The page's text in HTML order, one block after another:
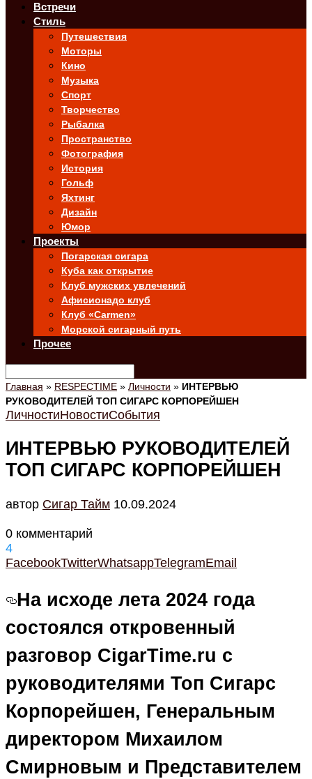
Встречи
Стиль
Путешествия
Моторы
Кино
Музыка
Спорт
Творчество
Рыбалка
Пространство
Фотография
История
Гольф
Яхтинг
Дизайн
Юмор
Проекты
Погарская сигара
Куба как открытие
Клуб мужских увлечений
Афисионадо клуб
Клуб «Carmen»
Морской сигарный путь
Прочее
Главная » RESPECTIME » Личности » ИНТЕРВЬЮ
РУКОВОДИТЕЛЕЙ ТОП СИГАРС КОРПОРЕЙШЕН
ЛичностиНовостиСобытия
ИНТЕРВЬЮ РУКОВОДИТЕЛЕЙ
ТОП СИГАРС КОРПОРЕЙШЕН
автор Cигар Тайм 10.09.2024
0 комментарий
4
FacebookTwitterWhatsappTelegramEmail
На исходе лета 2024 года
состоялся откровенный
разговор CigarTime.ru с
руководителями Топ Сигарс
Корпорейшен, Генеральным
директором Михаилом
Смирновым и Представителем